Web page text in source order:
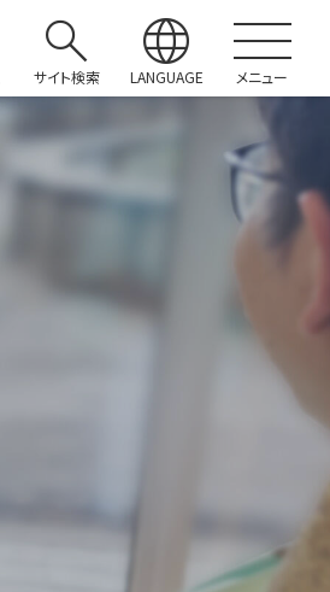
search
サイト検索
language
LANGUAGE メニュー